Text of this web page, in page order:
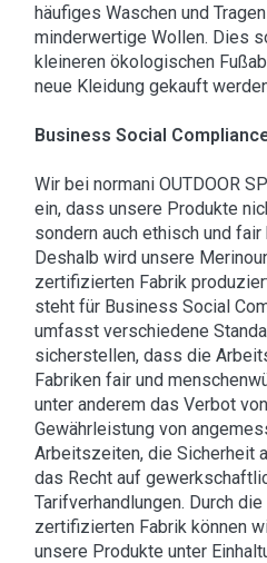
häufiges Waschen und
minderwertige Wollen. Dies
kleineren ökologischen
neue Kleidung gekauft
Business Social
Wir bei normani OUTDOOR
ein, dass unsere Produkte
sondern auch ethisch und
Deshalb wird unsere
zertifizierten Fabrik
steht für Business Social
umfasst verschiedene
sicherstellen, dass die
Fabriken fair und
unter anderem das Verbot
Gewährleistung von
Arbeitszeiten, die Sicherheit
das Recht auf
Tarifverhandlungen. Durch
zertifizierten Fabrik können
unsere Produkte unter